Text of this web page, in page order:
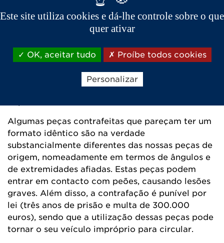
Em resumo, as peças adaptáveis apresentam um
risco importante em matéria de segurança. Na
verdade, à luz dos testes de choque efetuados e
podemos verificar que as amostras adaptáveis se
formatos e dimensões muito perigosos, que
podem constituir uma ameaça séria em caso de
Algumas peças contrafeitas que pareçam ter um
formato idêntico são na verdade
substancialmente diferentes das nossas peças de
origem, nomeadamente em termos de ângulos e
de extremidades afiadas. Estas peças podem
entrar em contacto com peões, causando lesões
graves. Além disso, a contrafação é punível por
lei (três anos de prisão e multa de 300.000
euros), sendo que a utilização dessas peças pode
tornar o seu veículo impróprio para circular.
Este site utiliza cookies e dá-lhe controle sobre o que
quer ativar
OK, aceitar tudo Proíbe todos cookies
Personalizar